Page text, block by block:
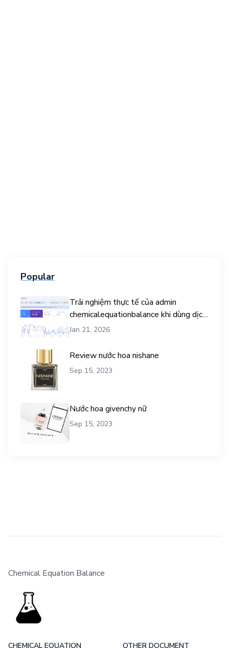
Popular
Trải nghiệm thực tế của admin
chemicalequationbalance khi dùng dịch
vụ mua traffic user
Jan 21, 2026
Review nước hoa nishane
Sep 15, 2023
Nước hoa givenchy nữ
Sep 15, 2023
Chemical Equation Balance
CHEMICAL EQUATION OTHER DOCUMENT